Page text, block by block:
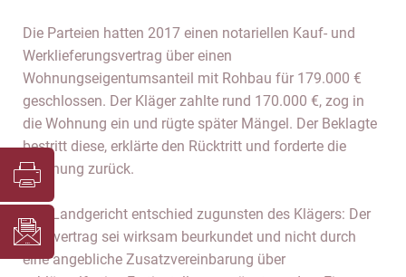
Die Parteien hatten 2017 einen notariellen Kauf- und
Werklieferungsvertrag über einen
Wohnungseigentumsanteil mit Rohbau für 179.000 €
geschlossen. Der Kläger zahlte rund 170.000 €, zog in
die Wohnung ein und rügte später Mängel. Der Beklagte
bestritt diese, erklärte den Rücktritt und forderte die
Wohnung zurück.
Das Landgericht entschied zugunsten des Klägers: Der
Kaufvertrag sei wirksam beurkundet und nicht durch
eine angebliche Zusatzvereinbarung über